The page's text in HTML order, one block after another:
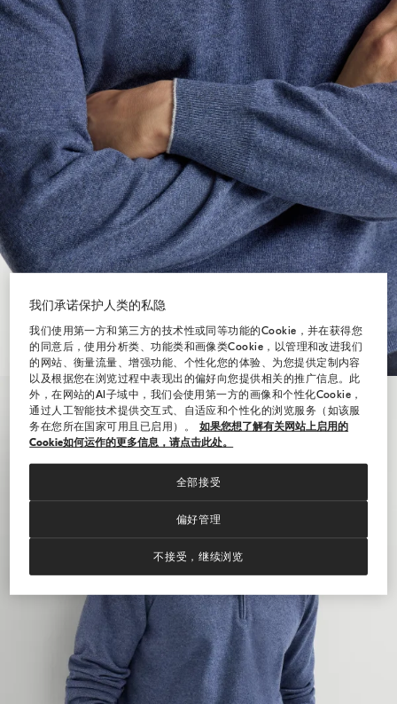
我们承诺保护人类的私隐
我们使用第一方和第三方的技术性或同等功能的Cookie，并在获得您
的同意后，使用分析类、功能类和画像类Cookie，以管理和改进我们
的网站、衡量流量、增强功能、个性化您的体验、为您提供定制内容
以及根据您在浏览过程中表现出的偏好向您提供相关的推广信息。此
外，在网站的AI子域中，我们会使用第一方的画像和个性化Cookie，
通过人工智能技术提供交互式、自适应和个性化的浏览服务（如该服
务在您所在国家可用且已启用）。
如果您想了解有关网站上启用的
Cookie如何运作的更多信息，请点击此处。
偏好管理
不接受，继续浏览
全部接受